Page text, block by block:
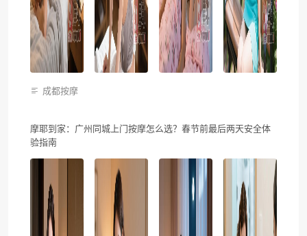
成都按摩
摩耶到家：广州同城上门按摩怎么选？春节前最后两天安全体
验指南